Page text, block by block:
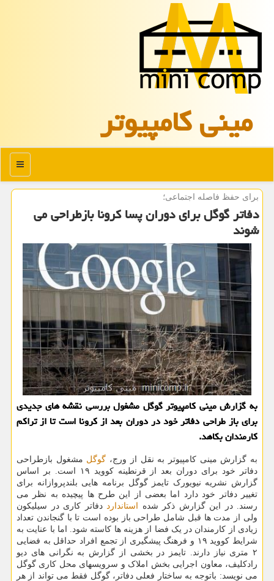
مینی كامپیوتر
منو
برای حفظ فاصله اجتماعی؛
دفاتر گوگل برای دوران پسا كرونا بازطراحی می
شوند
به گزارش مینی کامپیوتر گوگل مشغول بررسی نقشه های جدیدی
برای باز طراحی دفاتر خود در دوران بعد از کرونا است تا از تراکم
کارمندان بکاهد.
به گزارش مینی کامپیوتر به نقل از ورج، گوگل مشغول بازطراحی
دفاتر خود برای دوران بعد از قرنطینه کووید ۱۹ است. بر اساس
گزارش نشریه نیویورک تایمز گوگل برنامه هایی بلندپروازانه برای
تغییر دفاتر خود دارد اما بعضی از این طرح ها پیچیده به نظر می
رسند. در این گزارش ذکر شده
استاندارد دفاتر کاری در سیلیکون
ولی از مدت ها قبل شامل طراحی باز بوده است تا با گنجاندن تعداد
زیادی از کارمندان در یک فضا از هزینه ها کاسته شود. اما با عنایت به
شرایط کووید ۱۹ و فرهنگ پیشگیری از تجمع افراد حداقل به فضایی
۲ متری نیاز دارند. تایمز در بخشی از گزارش به نگرانی های دیو
رادکلیف، معاون اجرایی بخش املاک و سرویسهای محل کاری گوگل
می نویسد: باتوجه به ساختار فعلی دفاتر، گوگل فقط می تواند از هر